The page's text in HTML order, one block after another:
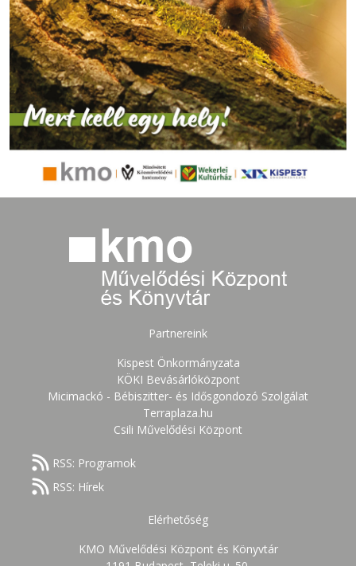
Partnereink
Kispest Önkormányzata
KÖKI Bevásárlóközpont
Micimackó - Bébiszitter- és Idősgondozó Szolgálat
Terraplaza.hu
Csili Művelődési Központ
RSS: Programok
RSS: Hírek
Elérhetőség
KMO Művelődési Központ és Könyvtár